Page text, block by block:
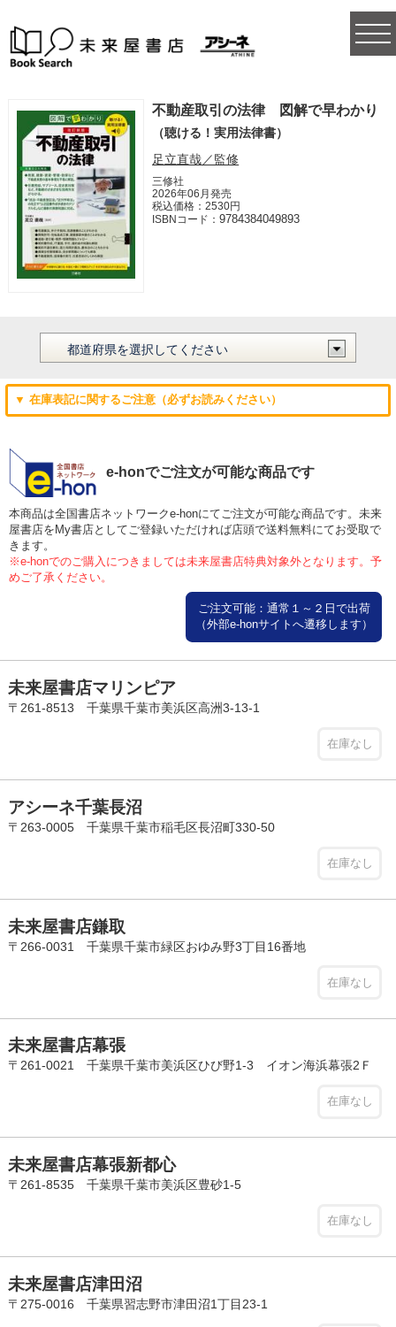
不動産取引の法律 図解で早わかり
（聴ける！実用法律書）
足立直哉／監修
三修社
2026年06月発売
税込価格：2530円
ISBNコード：9784384049893
▼ 在庫表記に関するご注意（必ずお読みください）
e-honでご注文が可能な商品です
本商品は全国書店ネットワークe-honにてご注文が可能な商品です。未来
屋書店をMy書店としてご登録いただければ店頭で送料無料にてお受取で
きます。
※e-honでのご購入につきましては未来屋書店特典対象外となります。予
めご了承ください。
ご注文可能：通常１～２日で出荷
（外部e-honサイトへ遷移します）
未来屋書店マリンピア
〒261-8513 千葉県千葉市美浜区高洲3-13-1
在庫なし
アシーネ千葉長沼
〒263-0005 千葉県千葉市稲毛区長沼町330-50
在庫なし
未来屋書店鎌取
〒266-0031 千葉県千葉市緑区おゆみ野3丁目16番地
在庫なし
未来屋書店幕張
〒261-0021 千葉県千葉市美浜区ひび野1-3 イオン海浜幕張2Ｆ
在庫なし
未来屋書店幕張新都心
〒261-8535 千葉県千葉市美浜区豊砂1-5
在庫なし
未来屋書店津田沼
〒275-0016 千葉県習志野市津田沼1丁目23-1